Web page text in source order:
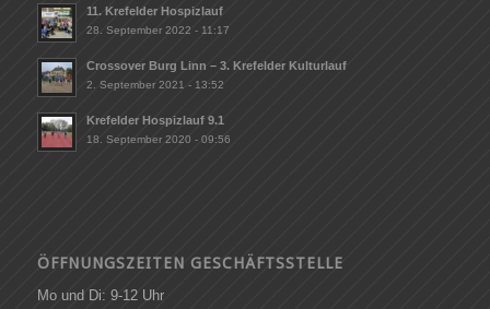
11. Krefelder Hospizlauf
28. September 2022 - 11:17
Crossover Burg Linn – 3. Krefelder Kulturlauf
2. September 2021 - 13:52
Krefelder Hospizlauf 9.1
18. September 2020 - 09:56
ÖFFNUNGSZEITEN GESCHÄFTSSTELLE
Mo und Di: 9-12 Uhr